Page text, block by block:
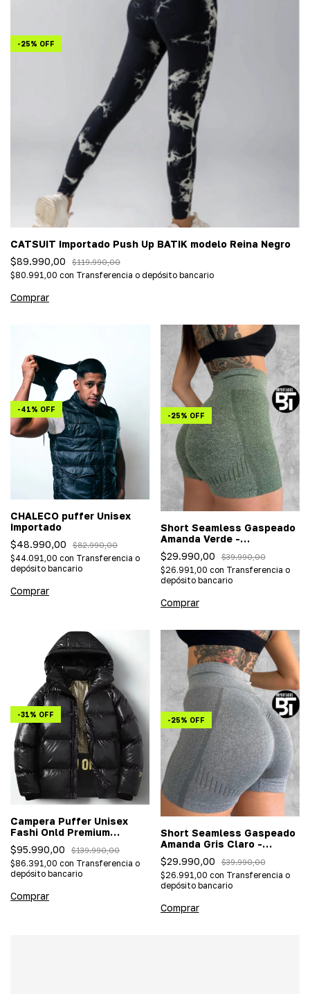
-25% OFF
CATSUIT Importado Push Up BATIK modelo Reina Negro
$89.990,00
$119.990,00
$80.991,00 con Transferencia o depósito bancario
Comprar
-41% OFF
CHALECO puffer Unisex
Importado
$48.990,00
$82.990,00
$44.091,00 con Transferencia o
depósito bancario
Comprar
-25% OFF
Short Seamless Gaspeado
Amanda Verde -
(Importado/efecto push
up)
$29.990,00 $39.990,00
$26.991,00 con Transferencia o
depósito bancario
Comprar
-31% OFF
Campera Puffer Unisex
Fashi Onld Premium
Importada
$95.990,00 $139.990,00
$86.391,00 con Transferencia o
depósito bancario
Comprar
-25% OFF
Short Seamless Gaspeado
Amanda Gris Claro -
(Importado/efecto push
up)
$29.990,00 $39.990,00
$26.991,00 con Transferencia o
depósito bancario
Comprar